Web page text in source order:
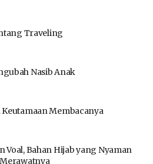
Traveling
Nasib Anak
Keutamaan Membacanya
Voal, Bahan Hijab yang Nyaman